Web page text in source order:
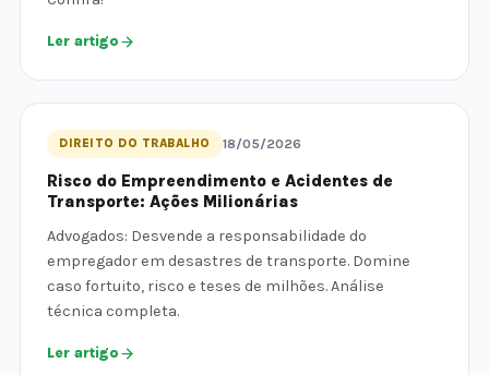
Ler artigo
DIREITO DO TRABALHO 18/05/2026
Risco do Empreendimento e Acidentes de
Transporte: Ações Milionárias
Advogados: Desvende a responsabilidade do
empregador em desastres de transporte. Domine
caso fortuito, risco e teses de milhões. Análise
técnica completa.
Ler artigo